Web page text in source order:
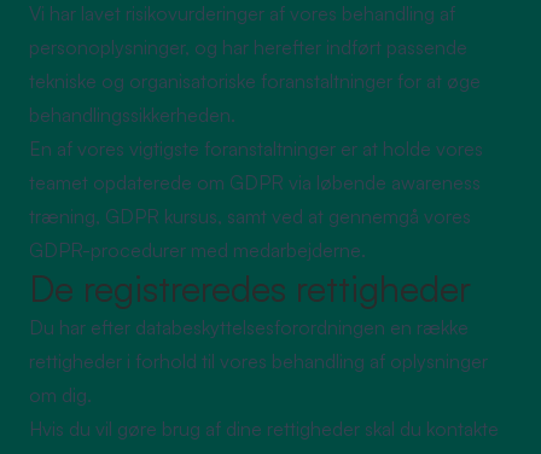
Vi har lavet risikovurderinger af vores behandling af
personoplysninger, og har herefter indført passende
tekniske og organisatoriske foranstaltninger for at øge
behandlingssikkerheden.
En af vores vigtigste foranstaltninger er at holde vores
teamet opdaterede om GDPR via løbende awareness
træning, GDPR kursus, samt ved at gennemgå vores
GDPR-procedurer med medarbejderne.
De registreredes rettigheder
Du har efter databeskyttelsesforordningen en række
rettigheder i forhold til vores behandling af oplysninger
om dig.
Hvis du vil gøre brug af dine rettigheder skal du kontakte